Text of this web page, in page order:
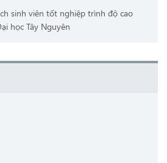
sinh viên tốt nghiệp trình độ cao
học Tây Nguyên